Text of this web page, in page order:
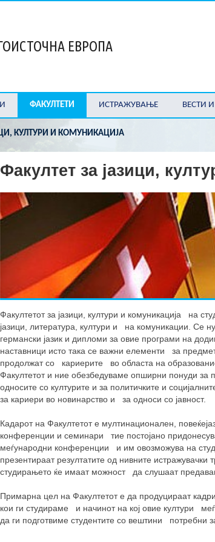
ЕВРОПА
ФАКУЛТЕТИ ИСТРАЖУВАЊЕ ВЕСТИ
КУЛТУРИ И КОМУНИКАЦИЈА
Факултет за јазици,
Факултетот за јазици, култури и комуникација на
јазици, литература, култури и на комуникации. Се
германски јазик и дипломи за овие програми на
наставници исто така се важни елементи за
продолжат со кариерите во областа на
Факултетот и ние обезбедуваме опширни понуди за
односите со културите и за политичките и
за кариери во новинарство и за односи со јавност.
Кадарот на Факултетот е мултинационален,
конференции и семинари тие постојано
меѓународни конференции и им овозможува на
презентираат резултатите од нивните
студирањето ќе имаат можност да слушаат
Примарна цел на Факултетот е да продуцираат
кои ги студираме и начинот на кој овие култури
да ги подготвиме студентите со вештини потребни